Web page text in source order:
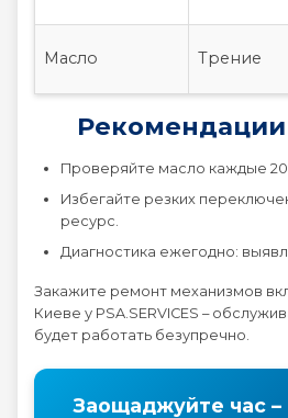
Масло Трение
Проверяйте масло каждые 20
Избегайте резких
ресурс.
Диагностика ежегодно:
Закажите ремонт механизмов
Киеве у PSA.SERVICES –
будет работать безупречно.
Заощаджуйте час